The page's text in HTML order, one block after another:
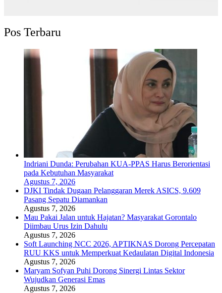
Pos Terbaru
Indriani Dunda: Perubahan KUA-PPAS Harus Berorientasi
pada Kebutuhan Masyarakat
Agustus 7, 2026
DJKI Tindak Dugaan Pelanggaran Merek ASICS, 9.609
Pasang Sepatu Diamankan
Agustus 7, 2026
Mau Pakai Jalan untuk Hajatan? Masyarakat Gorontalo
Diimbau Urus Izin Dahulu
Agustus 7, 2026
Soft Launching NCC 2026, APTIKNAS Dorong Percepatan
RUU KKS untuk Memperkuat Kedaulatan Digital Indonesia
Agustus 7, 2026
Maryam Sofyan Puhi Dorong Sinergi Lintas Sektor
Wujudkan Generasi Emas
Agustus 7, 2026